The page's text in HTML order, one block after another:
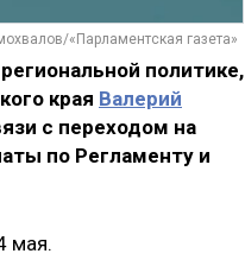
«Парламентская газета»
политике,
края Валерий
с переходом на
по Регламенту и
мая.